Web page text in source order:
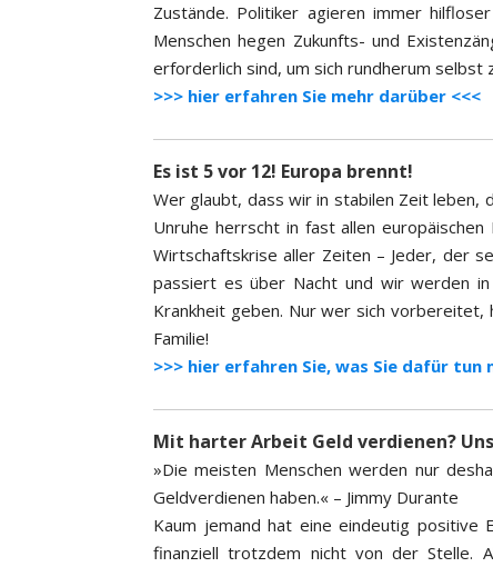
Zustände. Politiker agieren immer
Menschen hegen Zukunfts- und
erforderlich sind, um sich rundherum selbst
>>> hier erfahren Sie mehr darüber <<<
Es ist 5 vor 12! Europa brennt!
Wer glaubt, dass wir in stabilen Zeit leben,
Unruhe herrscht in fast allen
Wirtschaftskrise aller Zeiten – Jeder, der
passiert es über Nacht und wir werden
Krankheit geben. Nur wer sich vorbereitet,
Familie!
>>> hier erfahren Sie, was Sie dafür tun
Mit harter Arbeit Geld verdienen?
»Die meisten Menschen werden nur
Geldverdienen haben.« – Jimmy Durante
Kaum jemand hat eine eindeutig positive
finanziell trotzdem nicht von der Stelle.